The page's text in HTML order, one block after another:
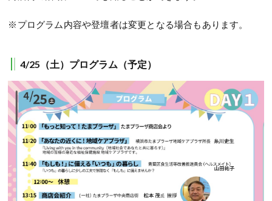
※プログラム内容や登壇者は変更となる場合もあります。
4/25（土） プログラム（予定）